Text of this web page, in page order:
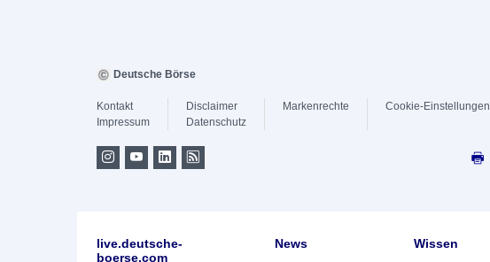
Deutsche Börse
Kontakt
Impressum
Disclaimer
Datenschutz
Markenrechte Cookie-Einstellungen
live.deutsche-
boerse.com
News Wissen